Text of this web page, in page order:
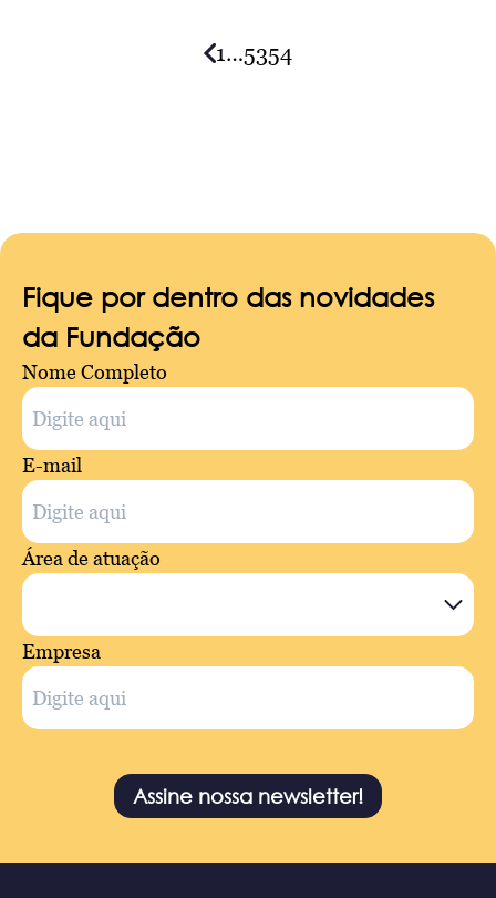
1…5354
Fique por dentro das novidades
da Fundação
Nome Completo
E-mail
Área de atuação
Empresa
Assine nossa newsletter!